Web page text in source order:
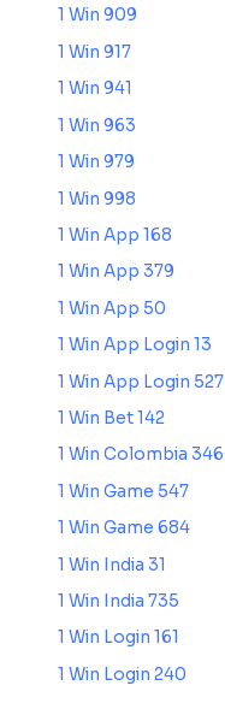
1 Win 909
1 Win 917
1 Win 941
1 Win 963
1 Win 979
1 Win 998
1 Win App 168
1 Win App 379
1 Win App 50
1 Win App Login 13
1 Win App Login 527
1 Win Bet 142
1 Win Colombia 346
1 Win Game 547
1 Win Game 684
1 Win India 31
1 Win India 735
1 Win Login 161
1 Win Login 240